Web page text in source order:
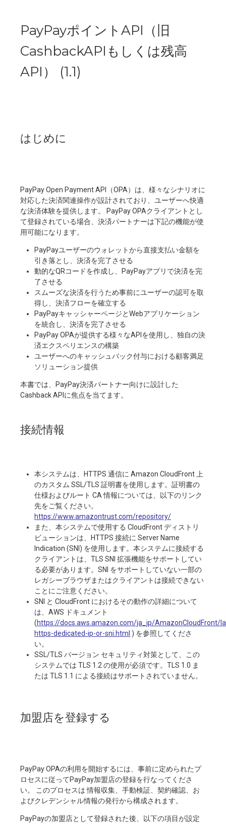
PayPayポイントAPI（旧
CashbackAPIもしくは残高
API）
(1.1)
はじめに
PayPay Open Payment API（OPA）は、様々なシナリオに
対応した決済関連操作が設計されており、ユーザーへ快適
な決済体験を提供します。 PayPay OPAクライアントとし
て登録されている場合、決済パートナーは下記の機能が使
用可能になります。
PayPayユーザーのウォレットから直接支払い金額を
引き落とし、決済を完了させる
動的なQRコードを作成し、PayPayアプリで決済を完
了させる
スムーズな決済を行うため事前にユーザーの認可を取
得し、決済フローを確立する
PayPayキャッシャーページとWebアプリケーション
を統合し、決済を完了させる
PayPay OPAが提供する様々なAPIを使用し、独自の決
済エクスペリエンスの構築
ユーザーへのキャッシュバック付与における顧客満足
ソリューション提供
本書では、PayPay決済パートナー向けに設計した
Cashback APIに焦点を当てます。
接続情報
本システムは、HTTPS 通信に Amazon CloudFront 上
のカスタム SSL/TLS 証明書を使用します。証明書の
仕様およびルート CA 情報については、以下のリンク
先をご覧ください。
https://www.amazontrust.com/repository/
また、本システムで使用する CloudFront ディストリ
ビューションは、HTTPS 接続に Server Name
Indication (SNI) を使用します。本システムに接続する
クライアントは、TLS SNI 拡張機能をサポートしてい
る必要があります。SNI をサポートしていない一部の
レガシーブラウザまたはクライアントは接続できない
ことにご注意ください。
SNI と CloudFront におけるその動作の詳細について
は、AWS ドキュメント
(https://docs.aws.amazon.com/ja_jp/AmazonCloudFront/
https-dedicated-ip-or-sni.html ) を参照してくださ
い。
SSL/TLS バージョン セキュリティ対策として、この
システムでは TLS 1.2 の使用が必須です。TLS 1.0 ま
たは TLS 1.1 による接続はサポートされていません。
加盟店を登録する
PayPay OPAの利用を開始するには、事前に定められたプ
ロセスに従ってPayPay加盟店の登録を行なってくださ
い。 このプロセスは 情報収集、手動検証、契約確認、お
よびクレデンシャル情報の発行から構成されます。
PayPayの加盟店として登録された後、以下の項目が設定